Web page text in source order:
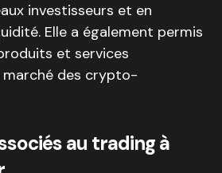
investisseurs et en
Elle a également permis
et services
marché des crypto-
au trading à